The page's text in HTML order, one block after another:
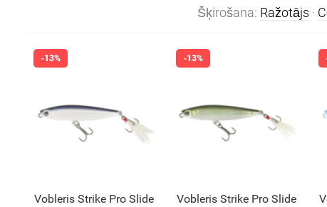
Šķirošana: Ražotājs ·
Vobleris Strike Pro Slide
Vobleris Strike Pro Slide